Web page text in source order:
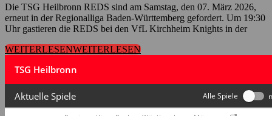
Die TSG Heilbronn REDS sind am Samstag, den 07. März 2026,
erneut in der Regionalliga Baden-Württemberg gefordert. Um 19:30
Uhr gastieren die REDS bei den VfL Kirchheim Knights in der
WEITERLESENWEITERLESEN